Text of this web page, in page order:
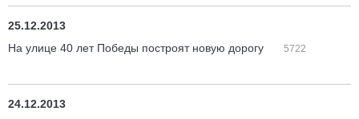
25.12.2013
На улице 40 лет Победы построят новую дорогу
5722
24.12.2013